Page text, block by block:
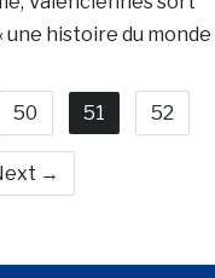
une histoire du monde
50 51 52
→